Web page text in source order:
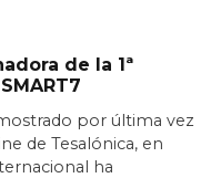
de la 1ª
por última vez
de Tesalónica, en
ha